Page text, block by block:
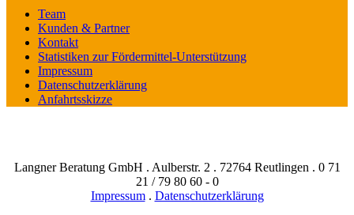
Team
Kunden & Partner
Kontakt
Statistiken zur Fördermittel-Unterstützung
Impressum
Datenschutzerklärung
Anfahrtsskizze
Langner Beratung GmbH . Aulberstr. 2 . 72764 Reutlingen . 0 71
21 / 79 80 60 - 0
Impressum. Datenschutzerklärung